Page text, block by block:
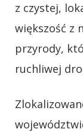
z czystej,
większość z
przyrody,
ruchliwej